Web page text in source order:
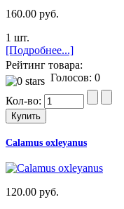
160.00 руб.
1 шт.
[Подробнее...]
Рейтинг товара:
Голосов: 0
Кол-во:
Calamus oxleyanus
120.00 руб.